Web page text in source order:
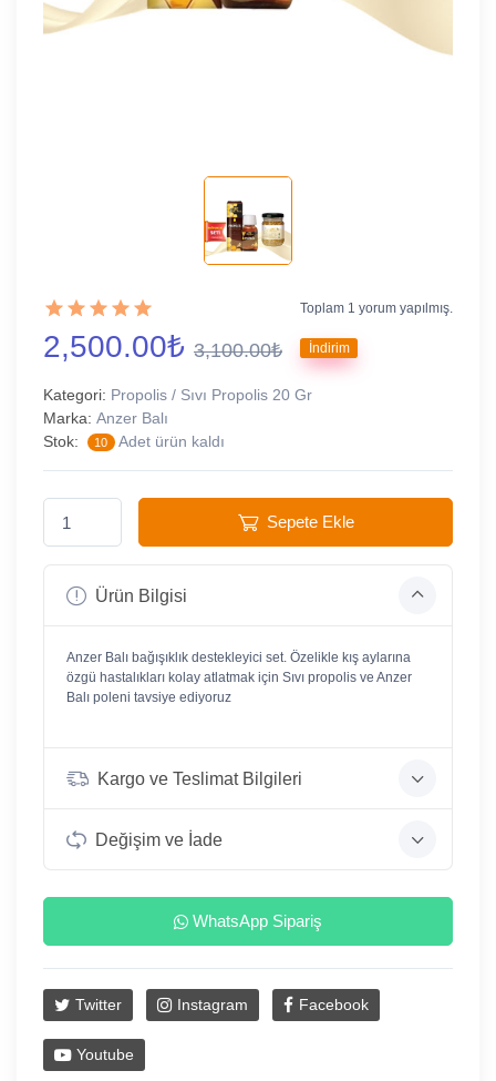
Toplam 1 yorum yapılmış.
2,500.00₺ 3,100.00₺ İndirim
Kategori: Propolis / Sıvı Propolis 20 Gr
Marka: Anzer Balı
Stok:
10 Adet ürün kaldı
Sepete Ekle
Ürün Bilgisi
Anzer Balı bağışıklık destekleyici set. Özelikle kış aylarına
özgü hastalıkları kolay atlatmak için Sıvı propolis ve Anzer
Balı poleni tavsiye ediyoruz
Kargo ve Teslimat Bilgileri
Değişim ve İade
WhatsApp Sipariş
Twitter Instagram Facebook
Youtube